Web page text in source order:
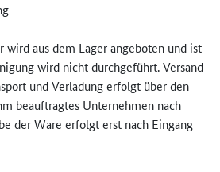
wird aus dem Lager angeboten und ist
wird nicht durchgeführt. Versand
und Verladung erfolgt über den
beauftragtes Unternehmen nach
der Ware erfolgt erst nach Eingang